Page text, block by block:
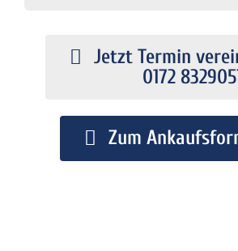
Jetzt Termin
0172
Zum